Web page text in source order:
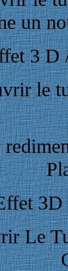
un
3 D
le
3D
Le